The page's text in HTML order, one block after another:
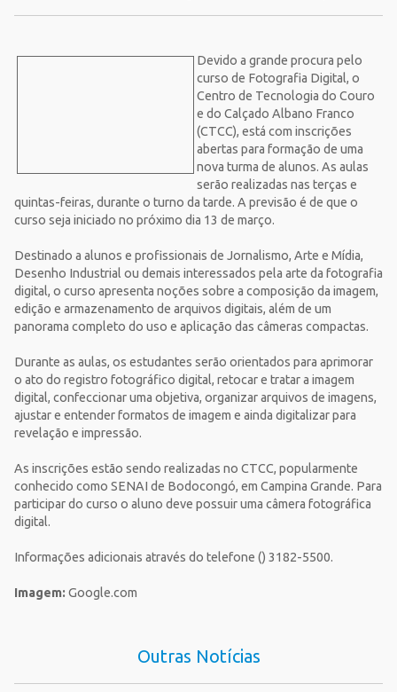
Devido a grande procura pelo
curso de Fotografia Digital, o
Centro de Tecnologia do Couro
e do Calçado Albano Franco
(CTCC), está com inscrições
abertas para formação de uma
nova turma de alunos. As aulas
serão realizadas nas terças e
quintas-feiras, durante o turno da tarde. A previsão é de que o
curso seja iniciado no próximo dia 13 de março.
Destinado a alunos e profissionais de Jornalismo, Arte e Mídia,
Desenho Industrial ou demais interessados pela arte da fotografia
digital, o curso apresenta noções sobre a composição da imagem,
edição e armazenamento de arquivos digitais, além de um
panorama completo do uso e aplicação das câmeras compactas.
Durante as aulas, os estudantes serão orientados para aprimorar
o ato do registro fotográfico digital, retocar e tratar a imagem
digital, confeccionar uma objetiva, organizar arquivos de imagens,
ajustar e entender formatos de imagem e ainda digitalizar para
revelação e impressão.
As inscrições estão sendo realizadas no CTCC, popularmente
conhecido como SENAI de Bodocongó, em Campina Grande. Para
participar do curso o aluno deve possuir uma câmera fotográfica
digital.
Informações adicionais através do telefone () 3182-5500.
Imagem: Google.com
Outras Notícias